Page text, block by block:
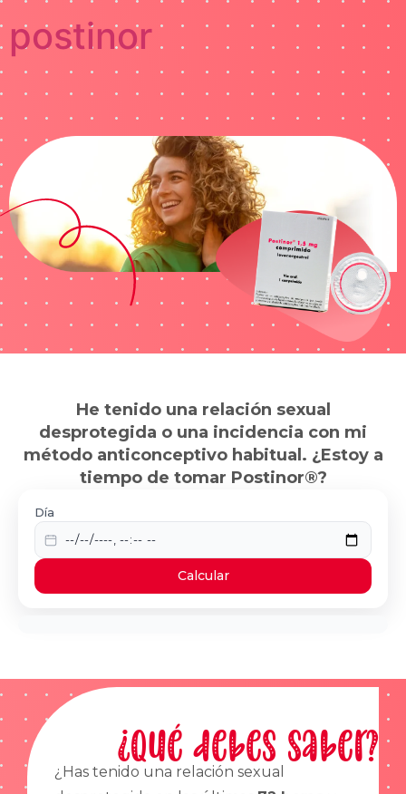
postinor
He tenido una relación sexual
desprotegida o una incidencia con mi
método anticonceptivo habitual. ¿Estoy a
tiempo de tomar Postinor®?
Día
Calcular
¿Qué debes saber?
¿Has tenido una relación sexual